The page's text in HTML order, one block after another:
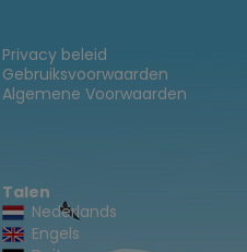
Privacy beleid
Gebruiksvoorwaarden
Algemene Voorwaarden
Talen
Nederlands
Engels